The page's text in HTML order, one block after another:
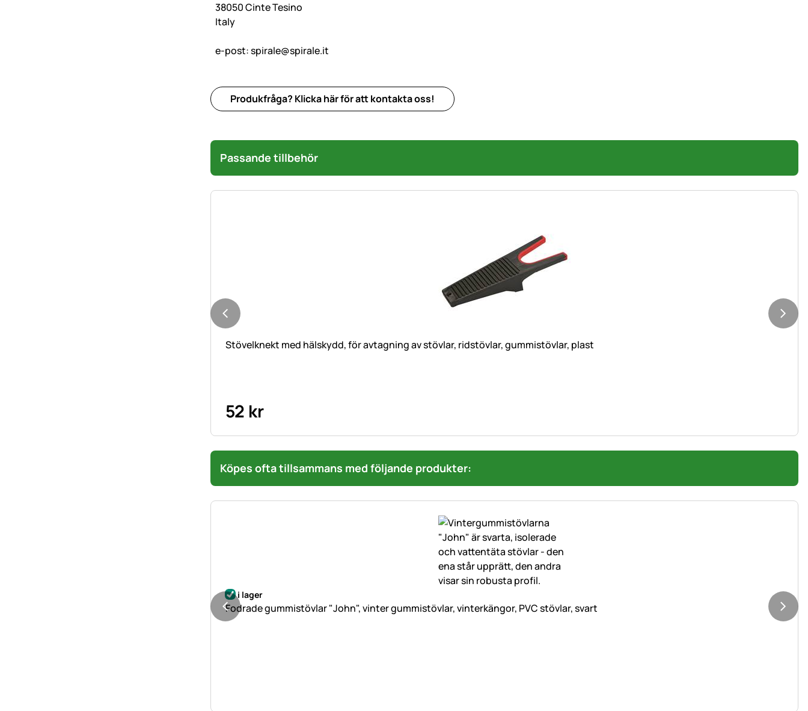
38050 Cinte Tesino
Italy
e-post:spirale@spirale.it
Produkfråga? Klicka här för att kontakta oss!
Passande tillbehör
Stövelknekt med hälskydd, för avtagning av stövlar, ridstövlar, gummistövlar, plast
52 kr
Köpes ofta tillsammans med följande produkter:
i lager
Fodrade gummistövlar "John", vinter gummistövlar, vinterkängor, PVC stövlar, svart